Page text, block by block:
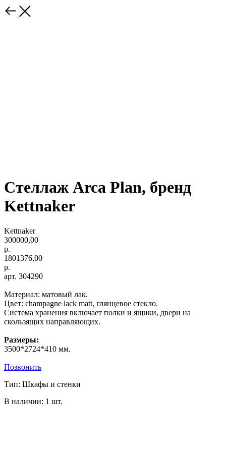
Стеллаж Arca Plan, бренд
Kettnaker
Kettnaker
300000,00
р.
1801376,00
р.
арт. 304290
Материал: матовый лак.
Цвет: champagne lack matt, глянцевое стекло.
Система хранения включает полки и ящики, двери на
скользящих направляющих.
Размеры:
3500*2724*410 мм.
Позвонить
Тип: Шкафы и стенки
В наличии: 1 шт.